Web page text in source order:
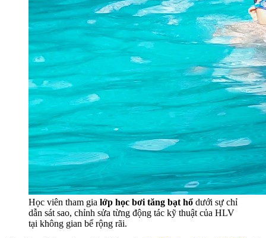
Học viên tham gia lớp học bơi tăng bạt hổ dưới sự chỉ
dẫn sát sao, chỉnh sửa từng động tác kỹ thuật của HLV
tại không gian bể rộng rãi.